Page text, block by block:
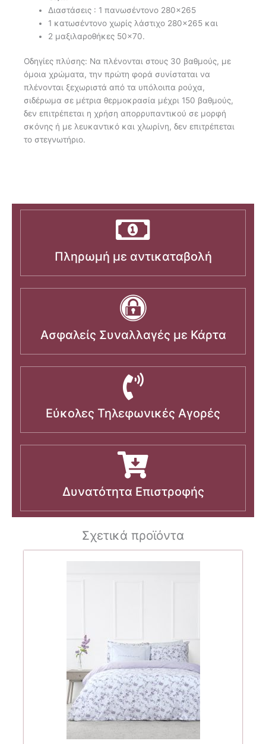
Διαστάσεις : 1 πανωσέντονο 280×265
1 κατωσέντονο χωρίς λάστιχο 280×265 και
2 μαξιλαροθήκες 50×70.
Οδηγίες πλύσης: Να πλένονται στους 30 βαθμούς, με
όμοια χρώματα, την πρώτη φορά συνίσταται να
πλένονται ξεχωριστά από τα υπόλοιπα ρούχα,
σιδέρωμα σε μέτρια θερμοκρασία μέχρι 150 βαθμούς,
δεν επιτρέπεται η χρήση απορρυπαντικού σε μορφή
σκόνης ή με λευκαντικό και χλωρίνη, δεν επιτρέπεται
το στεγνωτήριο.
Πληρωμή με αντικαταβολή
Ασφαλείς Συναλλαγές με Κάρτα
Εύκολες Τηλεφωνικές Αγορές
Δυνατότητα Επιστροφής
Σχετικά προϊόντα